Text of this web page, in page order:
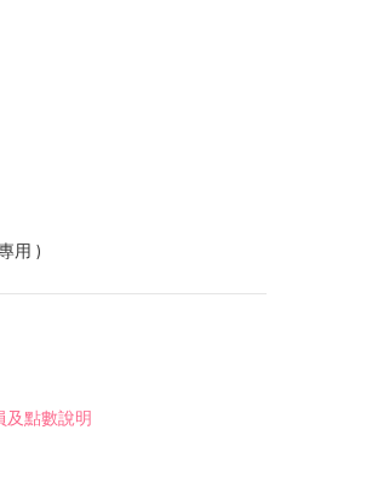
及點數說明